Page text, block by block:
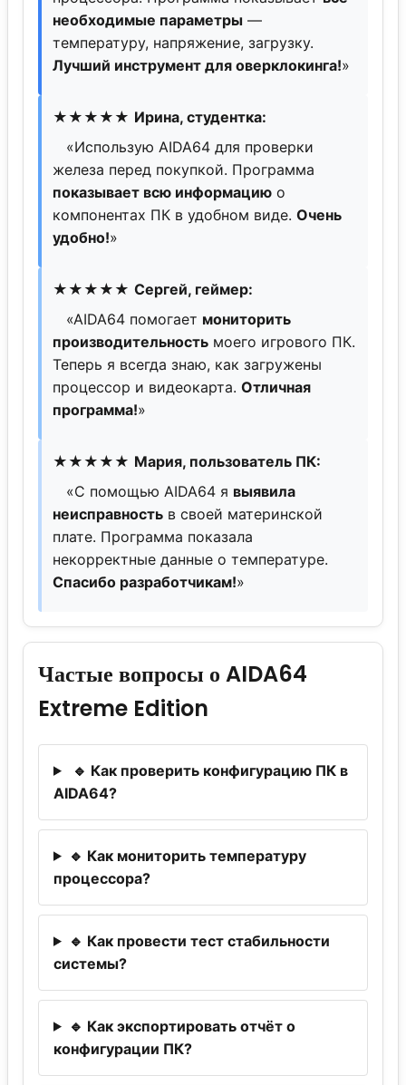
необходимые параметры —
температуру, напряжение, загрузку.
Лучший инструмент для оверклокинга!»
★★★★★ Ирина, студентка:
«Использую AIDA64 для проверки
железа перед покупкой. Программа
показывает всю информацию о
компонентах ПК в удобном виде. Очень
удобно!»
★★★★★ Сергей, геймер:
«AIDA64 помогает мониторить
производительность моего игрового ПК.
Теперь я всегда знаю, как загружены
процессор и видеокарта. Отличная
программа!»
★★★★★ Мария, пользователь ПК:
«С помощью AIDA64 я выявила
неисправность в своей материнской
плате. Программа показала
некорректные данные о температуре.
Спасибо разработчикам!»
Частые вопросы о AIDA64
Extreme Edition
🔹 Как проверить конфигурацию ПК в
AIDA64?
🔹 Как мониторить температуру
процессора?
🔹 Как провести тест стабильности
системы?
🔹 Как экспортировать отчёт о
конфигурации ПК?